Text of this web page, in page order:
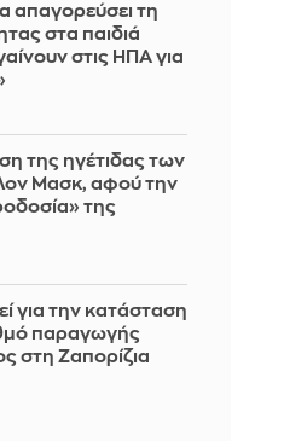
απαγορεύσει τη
στα παιδιά
στις ΗΠΑ για
της ηγέτιδας των
Μασκ, αφού την
της
για την κατάσταση
παραγωγής
στη Ζαπορίζια